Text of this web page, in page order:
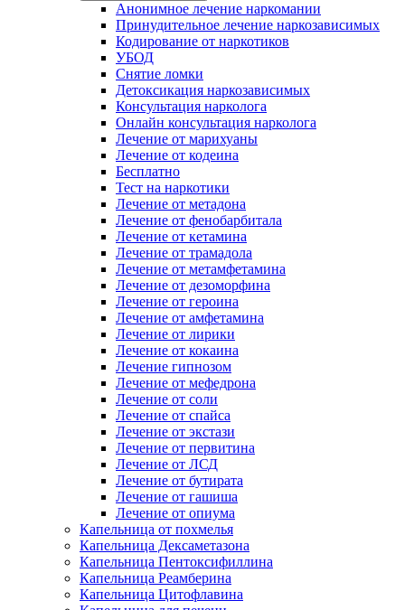
Анонимное лечение наркомании
Принудительное лечение наркозависимых
Кодирование от наркотиков
УБОД
Снятие ломки
Детоксикация наркозависимых
Консультация нарколога
Онлайн консультация нарколога
Лечение от марихуаны
Лечение от кодеина
Бесплатно
Тест на наркотики
Лечение от метадона
Лечение от фенобарбитала
Лечение от кетамина
Лечение от трамадола
Лечение от метамфетамина
Лечение от дезоморфина
Лечение от героина
Лечение от амфетамина
Лечение от лирики
Лечение от кокаина
Лечение гипнозом
Лечение от мефедрона
Лечение от соли
Лечение от спайса
Лечение от экстази
Лечение от первитина
Лечение от ЛСД
Лечение от бутирата
Лечение от гашиша
Лечение от опиума
Капельница от похмелья
Капельница Дексаметазона
Капельница Пентоксифиллина
Капельница Реамберина
Капельница Цитофлавина